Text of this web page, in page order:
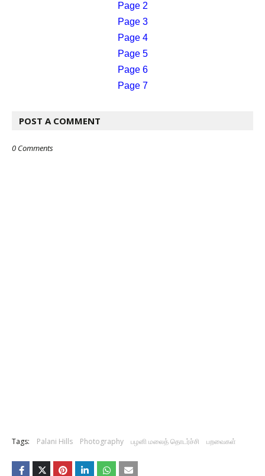
Page 2
Page 3
Page 4
Page 5
Page 6
Page 7
POST A COMMENT
0 Comments
Tags: Palani Hills Photography பழனி மலைத் தொடர்ச்சி பறவைகள்